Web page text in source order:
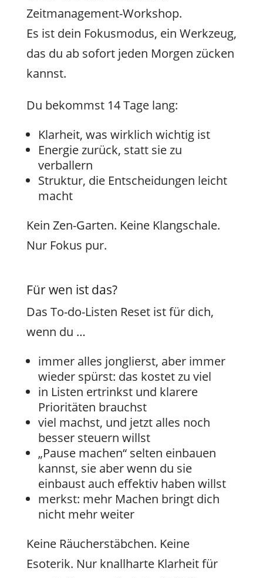
Zeitmanagement-Workshop.
Es ist dein Fokusmodus, ein Werkzeug,
das du ab sofort jeden Morgen zücken
kannst.
Du bekommst 14 Tage lang:
Klarheit, was wirklich wichtig ist
Energie zurück, statt sie zu
verballern
Struktur, die Entscheidungen leicht
macht
Kein Zen-Garten. Keine Klangschale.
Nur Fokus pur.
Für wen ist das?
Das To-do-Listen Reset ist für dich,
wenn du …
immer alles jonglierst, aber immer
wieder spürst: das kostet zu viel
in Listen ertrinkst und klarere
Prioritäten brauchst
viel machst, und jetzt alles noch
besser steuern willst
„Pause machen“ selten einbauen
kannst, sie aber wenn du sie
einbaust auch effektiv haben willst
merkst: mehr Machen bringt dich
nicht mehr weiter
Keine Räucherstäbchen. Keine
Esoterik. Nur knallharte Klarheit für